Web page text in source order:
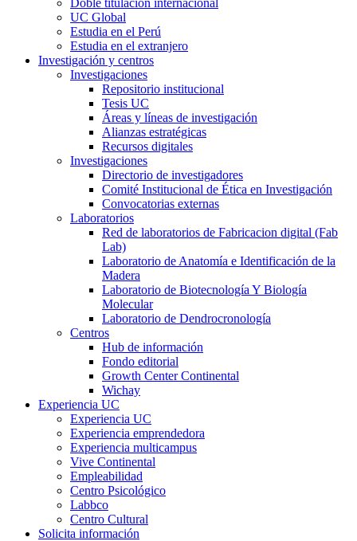
Doble titulación internacional
UC Global
Estudia en el Perú
Estudia en el extranjero
Investigación y centros
Investigaciones
Repositorio institucional
Tesis UC
Áreas y líneas de investigación
Alianzas estratégicas
Recursos digitales
Investigaciones
Directorio de investigadores
Comité Institucional de Ética en Investigación
Convocatorias externas
Laboratorios
Red de laboratorios de Fabricacion digital (Fab
Lab)
Laboratorio de Anatomía e Identificación de la
Madera
Laboratorio de Biotecnología Y Biología
Molecular
Laboratorio de Dendrocronología
Centros
Hub de información
Fondo editorial
Growth Center Continental
Wichay
Experiencia UC
Experiencia UC
Experiencia emprendedora
Experiencia multicampus
Vive Continental
Empleabilidad
Centro Psicológico
Labbco
Centro Cultural
Solicita información